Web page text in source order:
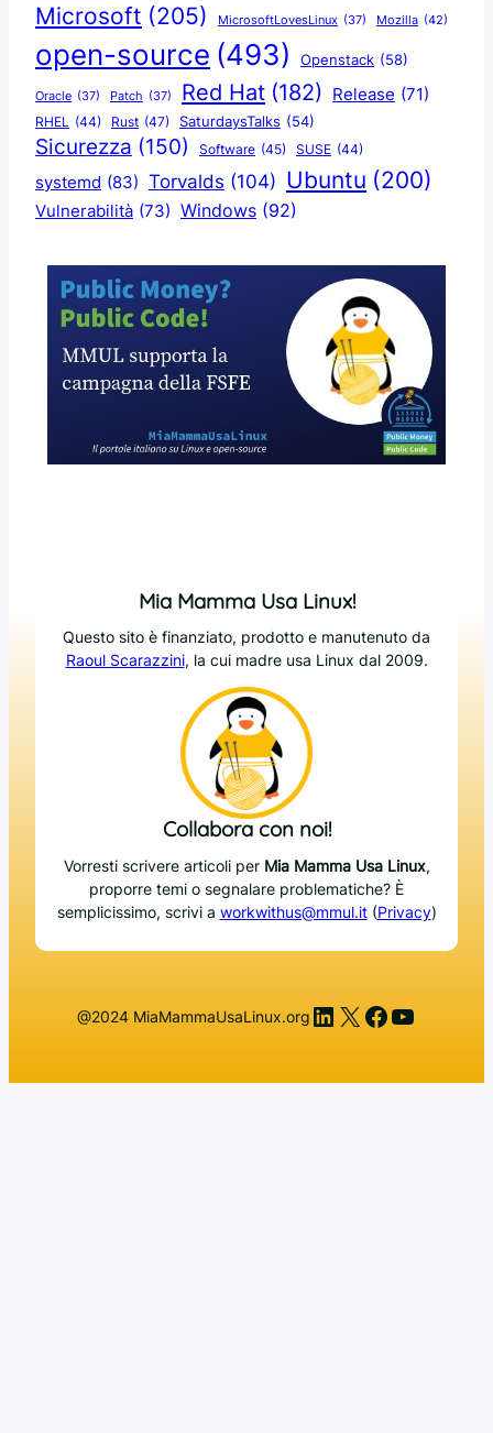
Microsoft (205) MicrosoftLovesLinux (37) Mozilla (42)
open-source (493) Openstack (58)
Oracle (37) Patch (37) Red Hat (182) Release (71)
RHEL (44) Rust (47) SaturdaysTalks (54)
Sicurezza (150) Software (45) SUSE (44)
systemd (83) Torvalds (104) Ubuntu (200)
Vulnerabilità (73) Windows (92)
Mia Mamma Usa Linux!
Questo sito è finanziato, prodotto e manutenuto da
Raoul Scarazzini, la cui madre usa Linux dal 2009.
Collabora con noi!
Vorresti scrivere articoli per Mia Mamma Usa Linux,
proporre temi o segnalare problematiche? È
semplicissimo, scrivi a workwithus@mmul.it(Privacy)
@2024 MiaMammaUsaLinux.org LinkedIn
X Facebook